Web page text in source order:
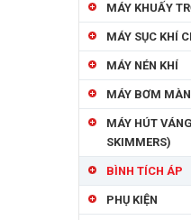
MÁY KHUẤY
MÁY SỤC KHÍ
MÁY NÉN KHÍ
MÁY BƠM
MÁY HÚT
SKIMMERS)
BÌNH TÍCH ÁP
PHỤ KIỆN